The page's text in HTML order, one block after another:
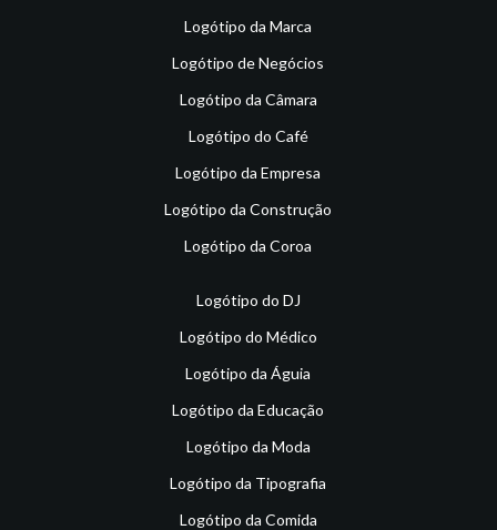
Logótipo da Marca
Logótipo de Negócios
Logótipo da Câmara
Logótipo do Café
Logótipo da Empresa
Logótipo da Construção
Logótipo da Coroa
Logótipo do DJ
Logótipo do Médico
Logótipo da Águia
Logótipo da Educação
Logótipo da Moda
Logótipo da Tipografia
Logótipo da Comida